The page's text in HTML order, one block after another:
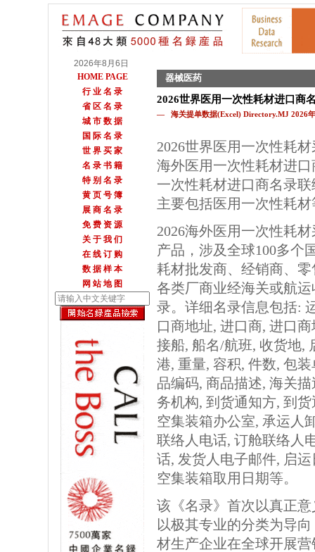
2026年8月6日
HOME PAGE
行 业 名 录
省 区 名 录
城 市 数 据
国 际 名 录
世 界 买 家
名 录 书 籍
特 别 名 录
黄 页 号 簿
展 商 名 录
免 费 资 源
关 于 我 们
在 线 订 购
数 据 样 本
网 站 地 图
器械医药
2026世界医用一次性耗材进口商
— 海关提单数据(Excel) Directory.MJ 2026
2026世界医用一次性耗
海外医用一次性耗材进
一次性耗材进口商名录
主要包括医用一次性耗
2026海外医用一次性耗
产品，涉及全球100多个
耗材批发商、经销商、
各类厂商业经海关或航
录。详细名录信息包括:
口商地址, 进口商, 进口
接船, 船名/航班, 收货地,
港, 重量, 容积, 件数, 包
品编码, 商品描述, 海关
务机构, 到货通知方, 到
空集装箱办公室, 承运人
联络人电话, 订舱联络人
话, 发货人电子邮件, 启
空集装箱取用日期等。
该《名录》首次以真正
以极其专业的分类为导
材生产企业在全球开展